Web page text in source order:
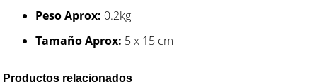
Peso Aprox: 0.2kg
Tamaño Aprox: 5 x 15 cm
Productos relacionados